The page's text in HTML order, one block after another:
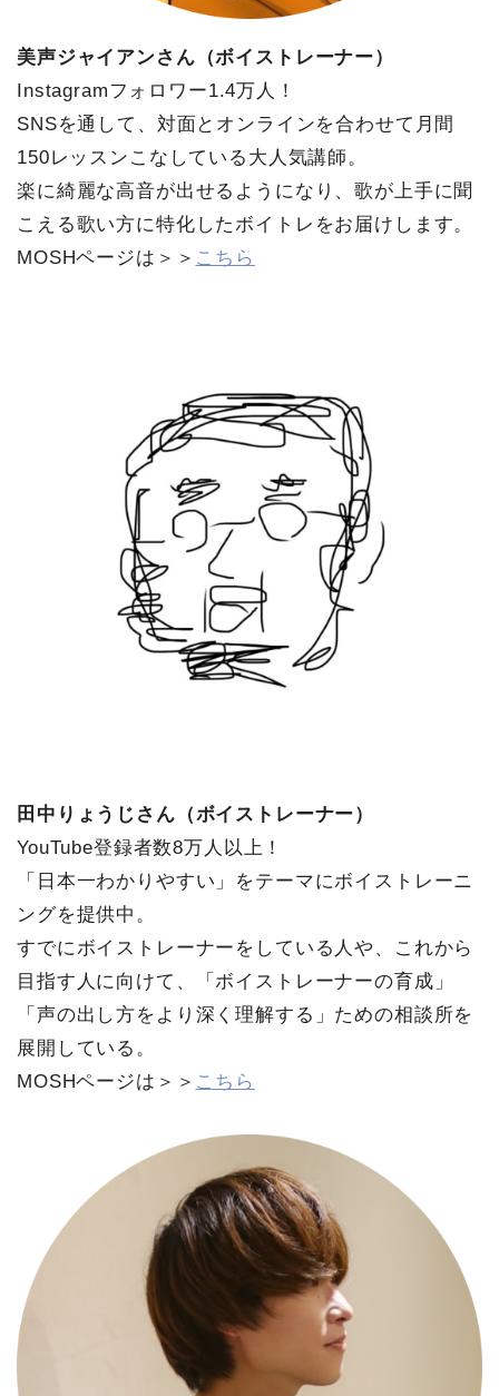
美声ジャイアンさん（ボイストレーナー）
Instagramフォロワー1.4万人！
SNSを通して、対面とオンラインを合わせて月間
150レッスンこなしている大人気講師。
楽に綺麗な高音が出せるようになり、歌が上手に聞
こえる歌い方に特化したボイトレをお届けします。
MOSHページは＞＞ こちら
田中りょうじさん（ボイストレーナー）
YouTube登録者数8万人以上！
「日本一わかりやすい」をテーマにボイストレーニ
ングを提供中。
すでにボイストレーナーをしている人や、これから
目指す人に向けて、「ボイストレーナーの育成」
「声の出し方をより深く理解する」ための相談所を
展開している。
MOSHページは＞＞ こちら